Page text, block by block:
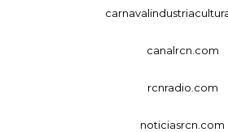
canalrcn.com
rcnradio.com
noticiasrcn.com